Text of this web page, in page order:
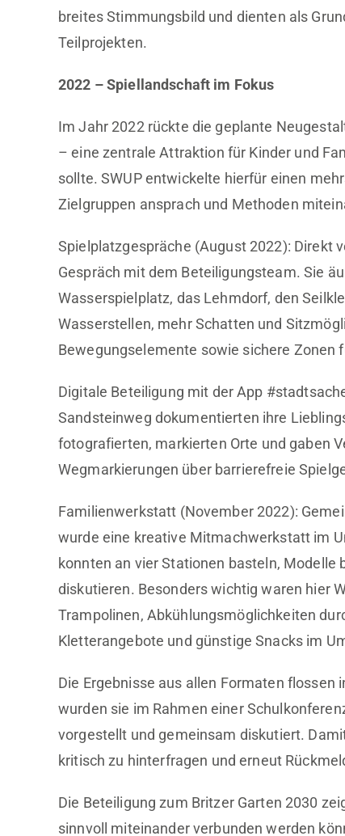
breites Stimmungsbild und dienten als
Teilprojekten.
2022 – Spiellandschaft im Fokus
Im Jahr 2022 rückte die geplante
– eine zentrale Attraktion für Kinder und
sollte. SWUP entwickelte hierfür einen
Zielgruppen ansprach und Methoden
Spielplatzgespräche (August 2022): Direkt
Gespräch mit dem Beteiligungsteam. Sie
Wasserspielplatz, das Lehmdorf, den
Wasserstellen, mehr Schatten und
Bewegungselemente sowie sichere Zonen
Digitale Beteiligung mit der App
Sandsteinweg dokumentierten ihre
fotografierten, markierten Orte und gaben
Wegmarkierungen über barrierefreie
Familienwerkstatt (November 2022):
wurde eine kreative Mitmachwerkstatt im
konnten an vier Stationen basteln, Modelle
diskutieren. Besonders wichtig waren hier
Trampolinen, Abkühlungsmöglichkeiten
Kletterangebote und günstige Snacks im
Die Ergebnisse aus allen Formaten
wurden sie im Rahmen einer
vorgestellt und gemeinsam diskutiert.
kritisch zu hinterfragen und erneut
Die Beteiligung zum Britzer Garten 2030
sinnvoll miteinander verbunden werden